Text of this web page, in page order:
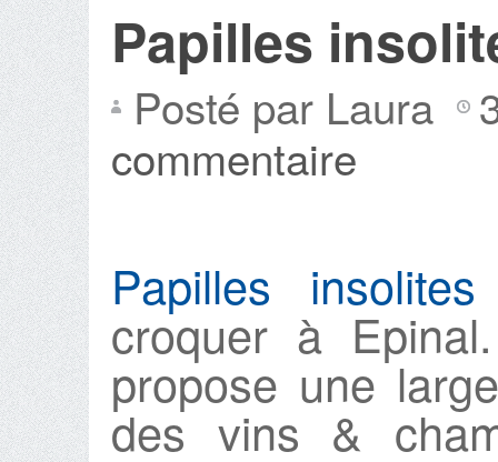
Papilles
Posté par Laura
commentaire
Papilles insolites
croquer à
propose une
des vins &